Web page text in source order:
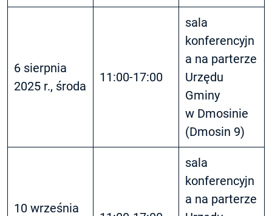
6 sierpnia
2025 r., środa
11:00-17:00
sala
konferencyjn
a na parterze
Urzędu
Gminy
w Dmosinie
(Dmosin 9)
10 września
sala
konferencyjn
a na parterze